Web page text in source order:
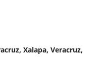
Xalapa, Veracruz,